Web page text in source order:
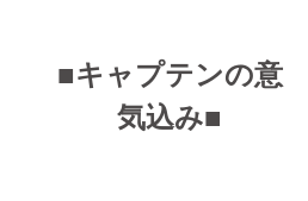
■キャプテンの意
気込み■